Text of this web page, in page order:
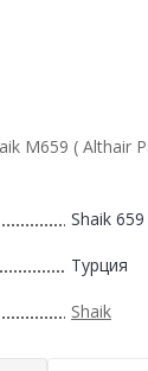
M659 ( Althair
Shaik
Турция
Shaik